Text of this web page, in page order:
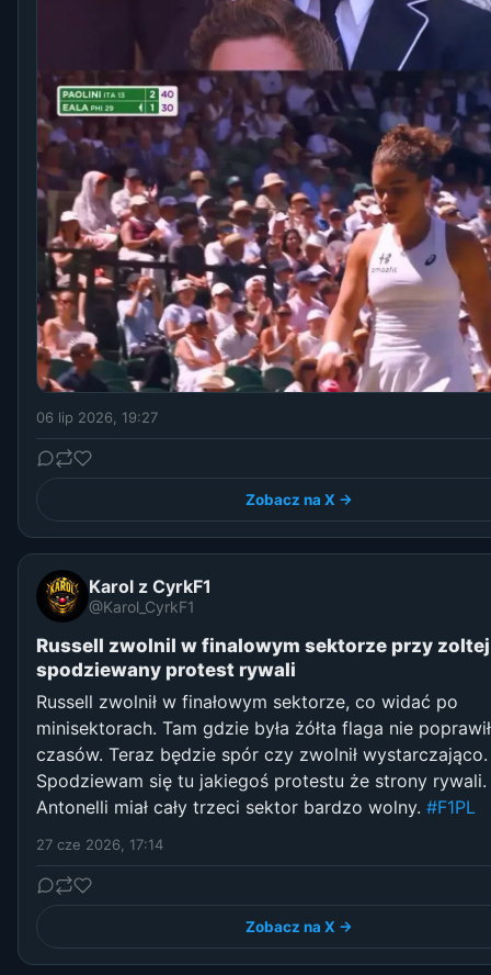
06 lip 2026, 19:27
Zobacz na X →
Karol z CyrkF1
@Karol_CyrkF1
Russell zwolnil w finalowym sektorze przy
spodziewany protest rywali
Russell zwolnił w finałowym sektorze, co widać po
minisektorach. Tam gdzie była żółta flaga nie
czasów. Teraz będzie spór czy zwolnił wystarczająco.
Spodziewam się tu jakiegoś protestu że strony rywali.
Antonelli miał cały trzeci sektor bardzo wolny. #F1PL
27 cze 2026, 17:14
Zobacz na X →